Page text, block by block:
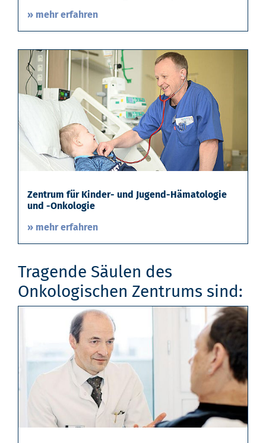
» mehr erfahren
Zentrum für Kinder- und Jugend-Hämatologie
und -Onkologie
» mehr erfahren
Tragende Säulen des
Onkologischen Zentrums sind: